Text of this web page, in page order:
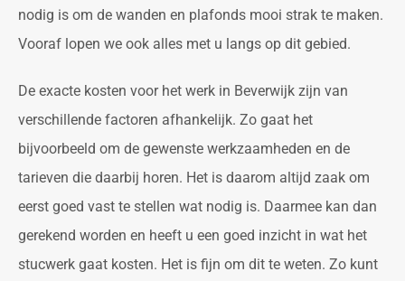
nodig is om de wanden en plafonds mooi strak te maken.
Vooraf lopen we ook alles met u langs op dit gebied.
De exacte kosten voor het werk in Beverwijk zijn van
verschillende factoren afhankelijk. Zo gaat het
bijvoorbeeld om de gewenste werkzaamheden en de
tarieven die daarbij horen. Het is daarom altijd zaak om
eerst goed vast te stellen wat nodig is. Daarmee kan dan
gerekend worden en heeft u een goed inzicht in wat het
stucwerk gaat kosten. Het is fijn om dit te weten. Zo kunt